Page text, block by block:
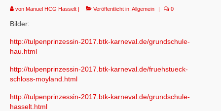
von Manuel HCG Hasselt | Veröffentlicht in: Allgemein | 0
Bilder:
http://tulpenprinzessin-2017.btk-karneval.de/grundschule-
hau.html
http://tulpenprinzessin-2017.btk-karneval.de/fruehstueck-
schloss-moyland.html
http://tulpenprinzessin-2017.btk-karneval.de/grundschule-
hasselt.html